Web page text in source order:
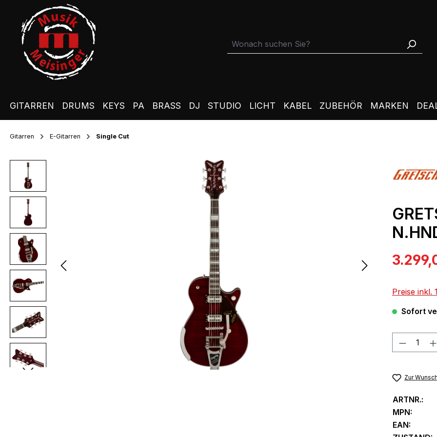
Hauptinhalt springen
Zur Suche springen
Zur Hauptnavigation springen
GITARREN DRUMS KEYS PA BRASS DJ STUDIO LICHT KABEL ZUBEHÖR MARKEN
Gitarren E-Gitarren Single Cut
Bildergalerie überspringen
Preise inkl.
Sofort
Zur
ARTNR.:
MPN:
EAN: